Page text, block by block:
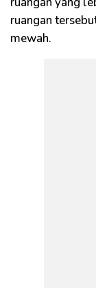
ruangan
mewah.